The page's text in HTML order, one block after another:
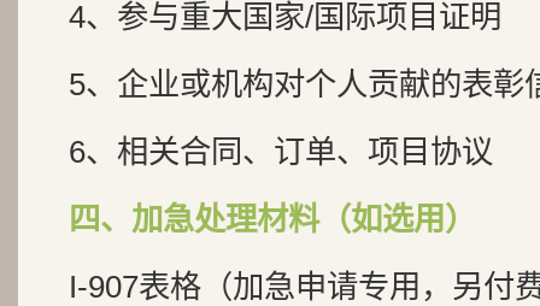
4、参与重大国家/国际项目证明
5、企业或机构对个人贡献的表彰
6、相关合同、订单、项目协议
四、加急处理材料（如选用）
I-907表格（加急申请专用，另付